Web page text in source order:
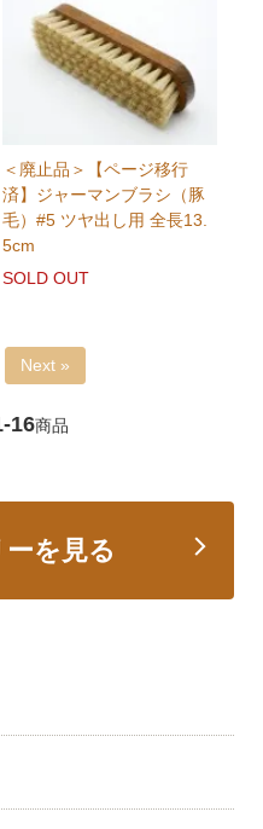
＜廃止品＞【ページ移行
済】ジャーマンブラシ（豚
毛）#5 ツヤ出し用 全長13.
5cm
SOLD OUT
Next »
16商品
を見る